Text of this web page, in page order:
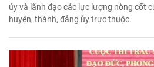
ủy và lãnh đạo các lực lượng nòng cốt
huyện, thành, đảng ủy trực thuộc.